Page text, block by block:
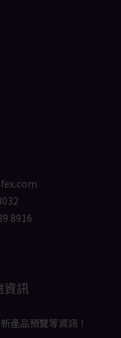
8916
資訊
產品預覽等資訊！